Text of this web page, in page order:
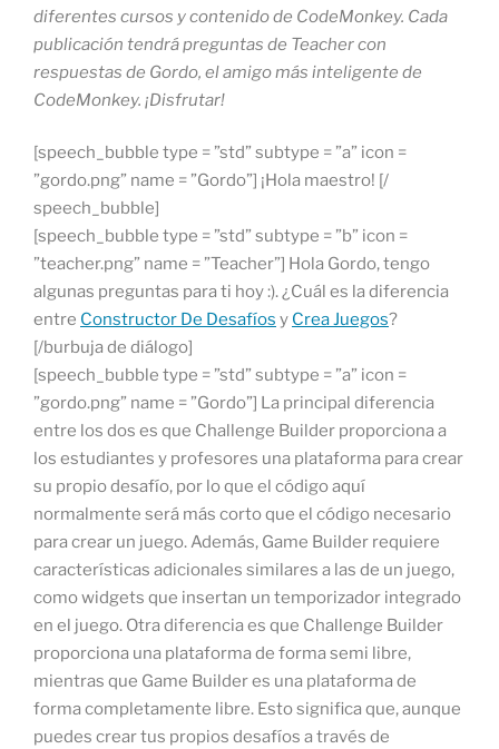
diferentes cursos y contenido de CodeMonkey. Cada
publicación tendrá preguntas de Teacher con
respuestas de Gordo, el amigo más inteligente de
CodeMonkey. ¡Disfrutar!
[speech_bubble type = ”std” subtype = ”a” icon =
”gordo.png” name = ”Gordo”] ¡Hola maestro! [/
speech_bubble]
[speech_bubble type = ”std” subtype = ”b” icon =
”teacher.png” name = ”Teacher”] Hola Gordo, tengo
algunas preguntas para ti hoy :). ¿Cuál es la diferencia
entre Constructor De Desafíos y Crea Juegos?
[/burbuja de diálogo]
[speech_bubble type = ”std” subtype = ”a” icon =
”gordo.png” name = ”Gordo”] La principal diferencia
entre los dos es que Challenge Builder proporciona a
los estudiantes y profesores una plataforma para crear
su propio desafío, por lo que el código aquí
normalmente será más corto que el código necesario
para crear un juego. Además, Game Builder requiere
características adicionales similares a las de un juego,
como widgets que insertan un temporizador integrado
en el juego. Otra diferencia es que Challenge Builder
proporciona una plataforma de forma semi libre,
mientras que Game Builder es una plataforma de
forma completamente libre. Esto significa que, aunque
puedes crear tus propios desafíos a través de